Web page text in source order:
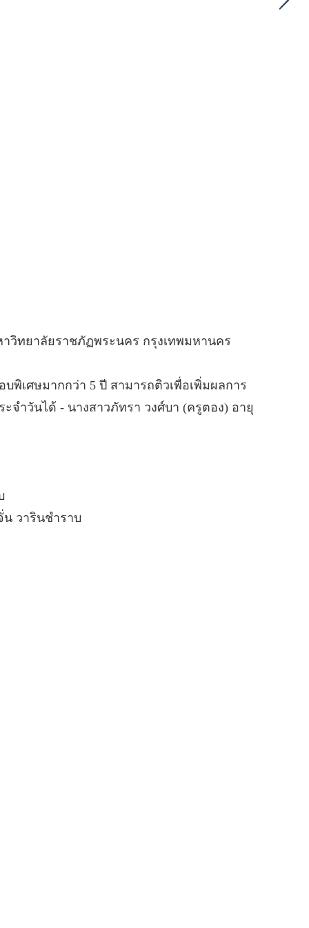
วิทยาลัยราชภัฏพระนคร กรุงเทพมหานคร
เศษมากกว่า 5 ปี สามารถติวเพื่อเพิ่มผลการ
จำวันได้ - นางสาวภัทรา วงศ์บา (ครูตอง) อายุ
น วารินชำราบ